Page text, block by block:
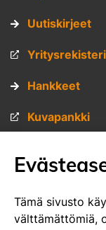
Uutiskirjeet
Yritysrekisteri
Hankkeet
Kuvapankki
VisitSavo.fi
Tämä sivusto
välttämättömiä,